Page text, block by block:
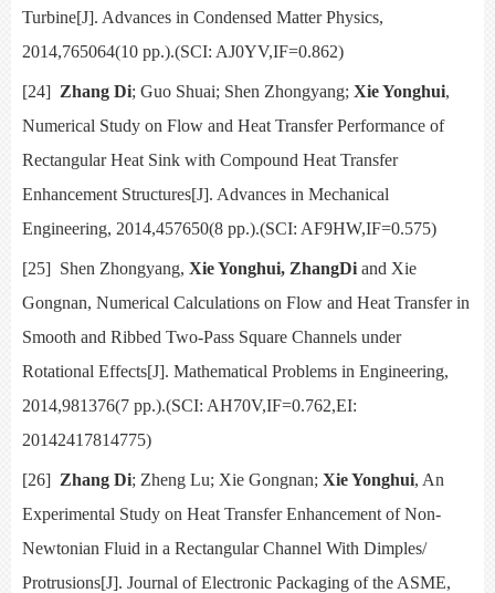
Turbine[J]. Advances in Condensed Matter Physics,
2014,765064(10 pp.).(SCI: AJ0YV,IF=0.862)
[24] Zhang Di; Guo Shuai; Shen Zhongyang; Xie Yonghui,
Numerical Study on Flow and Heat Transfer Performance of
Rectangular Heat Sink with Compound Heat Transfer
Enhancement Structures[J]. Advances in Mechanical
Engineering, 2014,457650(8 pp.).(SCI: AF9HW,IF=0.575)
[25] Shen Zhongyang, Xie Yonghui, ZhangDi and Xie
Gongnan, Numerical Calculations on Flow and Heat Transfer in
Smooth and Ribbed Two-Pass Square Channels under
Rotational Effects[J]. Mathematical Problems in Engineering,
2014,981376(7 pp.).(SCI: AH70V,IF=0.762,EI:
20142417814775)
[26] Zhang Di; Zheng Lu; Xie Gongnan; Xie Yonghui, An
Experimental Study on Heat Transfer Enhancement of Non-
Newtonian Fluid in a Rectangular Channel With Dimples/
Protrusions[J]. Journal of Electronic Packaging of the ASME,